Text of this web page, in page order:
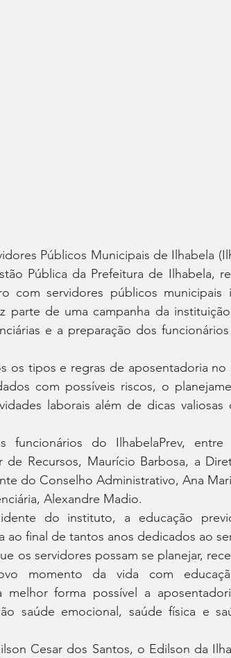
Públicos Municipais de Ilhabela (
Pública da Prefeitura de Ilhabela,
com servidores públicos municipais
parte de uma campanha da
e a preparação dos
os tipos e regras de aposentadoria no
com possíveis riscos, o
laborais além de dicas valiosas
funcionários do IlhabelaPrev,
Recursos, Maurício Barbosa, a
do Conselho Administrativo, Ana
Alexandre Madio.
do instituto, a educação
ao final de tantos anos dedicados ao
os servidores possam se planejar,
momento da vida com
melhor forma possível a
saúde emocional, saúde física e
Cesar dos Santos, o Edilson da